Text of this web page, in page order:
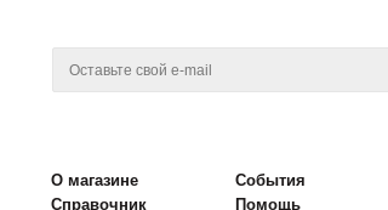
О магазине События
Справочник
Помощь